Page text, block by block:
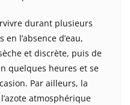
durant plusieurs
l’absence d’eau,
et discrète, puis de
quelques heures et se
Par ailleurs, la
atmosphérique